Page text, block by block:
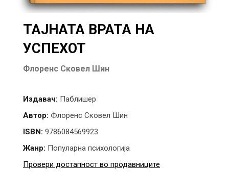
ТАЈНАТА ВРАТА НА
УСПЕХОТ
Флоренс Сковел Шин
Издавач: Паблишер
Автор: Флоренс Сковел Шин
ISBN: 9786084569923
Жанр: Популарна психологија
Провери достапност во продавниците